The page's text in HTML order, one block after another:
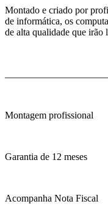
Montado e criado por
de informática, os
de alta qualidade que
Montagem profissional
Garantia de 12 meses
Acompanha Nota Fiscal